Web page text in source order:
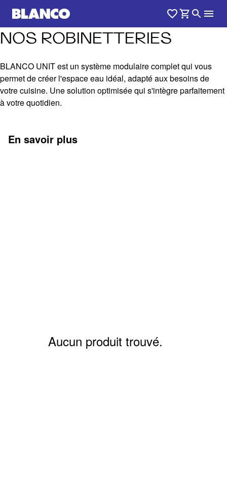
NOS ROBINETTERIES
BLANCO UNIT est un système modulaire complet qui vous
permet de créer l'espace eau idéal, adapté aux besoins de
votre cuisine. Une solution optimisée qui s'intègre parfaitement
à votre quotidien.
En savoir plus
Aucun produit trouvé.